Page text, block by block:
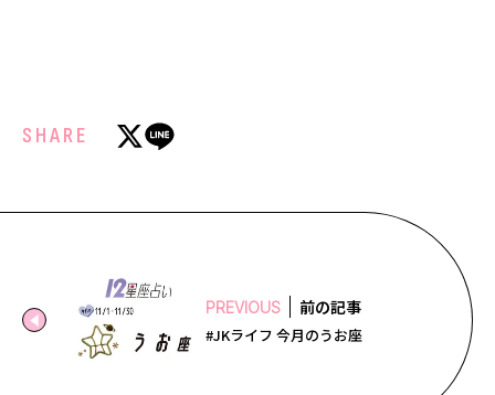
SHARE
PREVIOUS 前の記事
#JKライフ 今月のうお座